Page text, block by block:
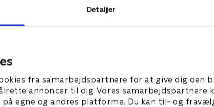
Detaljer
fra samarbejdspartnere for at give dig den
annoncer til dig. Vores samarbejdspartnere
egne og andres platforme. Du kan til- og
Mens de kæmper mod
Ayari er talenter fra